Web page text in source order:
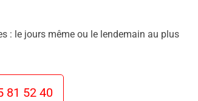
: le jours même ou le lendemain au plus
81 52 40